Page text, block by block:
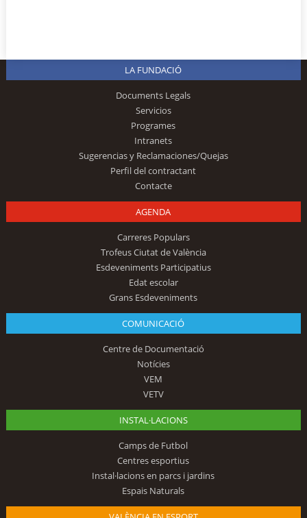
LA FUNDACIÓ
Documents Legals
Servicios
Programes
Intranets
Sugerencias y Reclamaciones/Quejas
Perfil del contractant
Contacte
AGENDA
Carreres Populars
Trofeus Ciutat de València
Esdeveniments Participatius
Edat escolar
Grans Esdeveniments
COMUNICACIÓ
Centre de Documentació
Notícies
VEM
VETV
INSTAL·LACIONS
Camps de Futbol
Centres esportius
Instal·lacions en parcs i jardins
Espais Naturals